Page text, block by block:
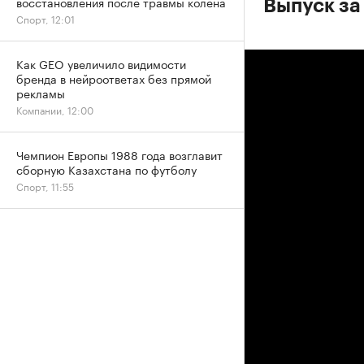
Выпуск
Спорт, 12:01
Как GEO увеличило видимости
бренда в нейроответах без прямой
рекламы
Компании, 12:00
Чемпион Европы 1988 года возглавит
сборную Казахстана по футболу
Спорт, 11:55